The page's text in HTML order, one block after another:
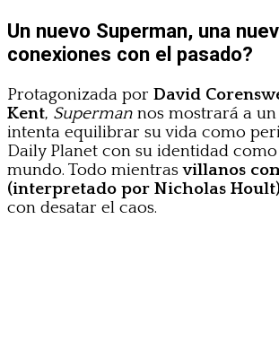
Un nuevo Superman, una
conexiones con el pasado?
Protagonizada por David
Kent, Superman nos mostrará a
intenta equilibrar su vida como
Daily Planet con su identidad
mundo. Todo mientrasvillanos
(interpretado por Nicholas
con desatar el caos.